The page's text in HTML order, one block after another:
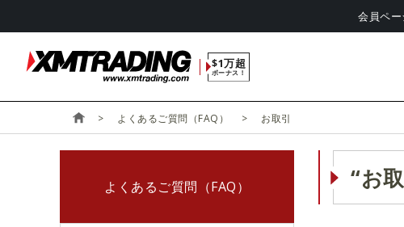
会員ペ
$1万超
ボーナス！
よくあるご質問（FAQ） お取引
“お
よくあるご質問（FAQ）